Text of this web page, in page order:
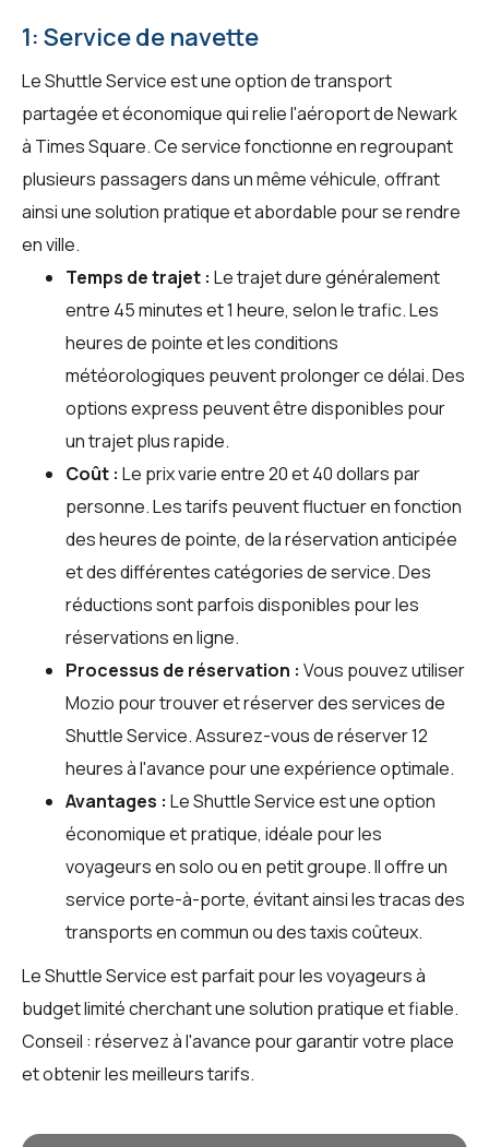
1: Service de navette
Le Shuttle Service est une option de transport
partagée et économique qui relie l'aéroport de Newark
à Times Square. Ce service fonctionne en regroupant
plusieurs passagers dans un même véhicule, offrant
ainsi une solution pratique et abordable pour se rendre
en ville.
Temps de trajet : Le trajet dure généralement
entre 45 minutes et 1 heure, selon le trafic. Les
heures de pointe et les conditions
météorologiques peuvent prolonger ce délai. Des
options express peuvent être disponibles pour
un trajet plus rapide.
Coût : Le prix varie entre 20 et 40 dollars par
personne. Les tarifs peuvent fluctuer en fonction
des heures de pointe, de la réservation anticipée
et des différentes catégories de service. Des
réductions sont parfois disponibles pour les
réservations en ligne.
Processus de réservation : Vous pouvez utiliser
Mozio pour trouver et réserver des services de
Shuttle Service. Assurez-vous de réserver 12
heures à l'avance pour une expérience optimale.
Avantages : Le Shuttle Service est une option
économique et pratique, idéale pour les
voyageurs en solo ou en petit groupe. Il offre un
service porte-à-porte, évitant ainsi les tracas des
transports en commun ou des taxis coûteux.
Le Shuttle Service est parfait pour les voyageurs à
budget limité cherchant une solution pratique et fiable.
Conseil : réservez à l'avance pour garantir votre place
et obtenir les meilleurs tarifs.